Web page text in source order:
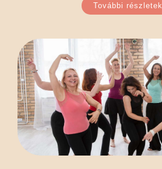
További részletek